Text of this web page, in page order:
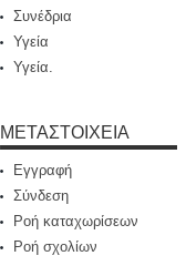
Συνέδρια
Υγεία
Υγεία.
ΜΕΤΑΣΤΟΙΧΕΊΑ
Εγγραφή
Σύνδεση
Ροή καταχωρίσεων
Ροή σχολίων